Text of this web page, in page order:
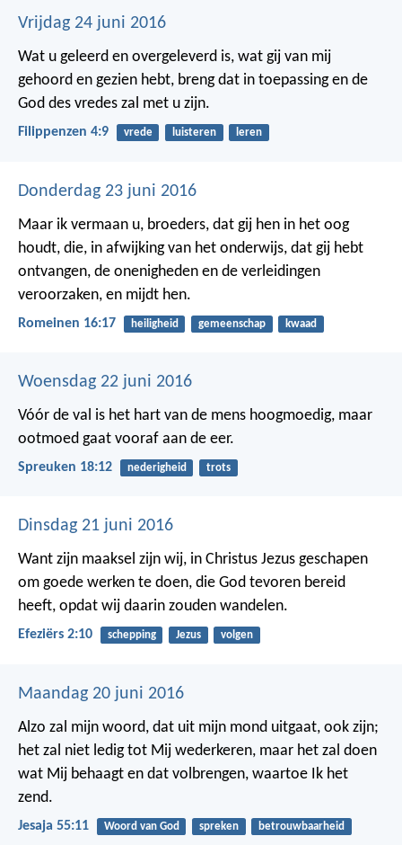
Vrijdag 24 juni 2016
Wat u geleerd en overgeleverd is, wat gij van mij
gehoord en gezien hebt, breng dat in toepassing en de
God des vredes zal met u zijn.
Filippenzen 4:9 vrede luisteren leren
Donderdag 23 juni 2016
Maar ik vermaan u, broeders, dat gij hen in het oog
houdt, die, in afwijking van het onderwijs, dat gij hebt
ontvangen, de onenigheden en de verleidingen
veroorzaken, en mijdt hen.
Romeinen 16:17 heiligheid gemeenschap kwaad
Woensdag 22 juni 2016
Vóór de val is het hart van de mens hoogmoedig, maar
ootmoed gaat vooraf aan de eer.
Spreuken 18:12 nederigheid trots
Dinsdag 21 juni 2016
Want zijn maaksel zijn wij, in Christus Jezus geschapen
om goede werken te doen, die God tevoren bereid
heeft, opdat wij daarin zouden wandelen.
Efeziërs 2:10 schepping Jezus volgen
Maandag 20 juni 2016
Alzo zal mijn woord, dat uit mijn mond uitgaat, ook zijn;
het zal niet ledig tot Mij wederkeren, maar het zal doen
wat Mij behaagt en dat volbrengen, waartoe Ik het
zend.
Jesaja 55:11 Woord van God spreken betrouwbaarheid